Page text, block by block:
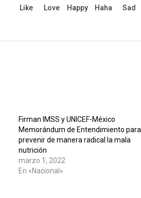
Like Love Happy Haha Sad
Firman IMSS y UNICEF-México
Memorándum de Entendimiento para
prevenir de manera radical la mala
nutrición
marzo 1, 2022
En «Nacional»